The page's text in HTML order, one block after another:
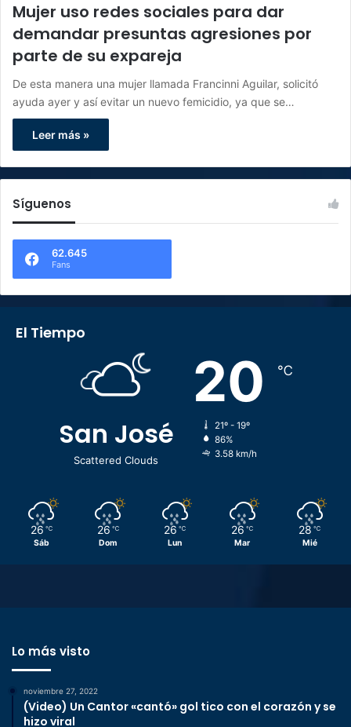
Mujer uso redes sociales para dar
demandar presuntas agresiones por
parte de su expareja
De esta manera una mujer llamada Francinni Aguilar, solicitó
ayuda ayer y así evitar un nuevo femicidio, ya que se…
Leer más »
Síguenos
62.645
Fans
El Tiempo
San José
Scattered Clouds
20 ℃
21º - 19º
86%
3.58 km/h
26 ℃
Sáb
26 ℃
Dom
26 ℃
Lun
26 ℃
Mar
28 ℃
Mié
Lo más visto
noviembre 27, 2022
(Video) Un Cantor «cantó» gol tico con el corazón y se
hizo viral